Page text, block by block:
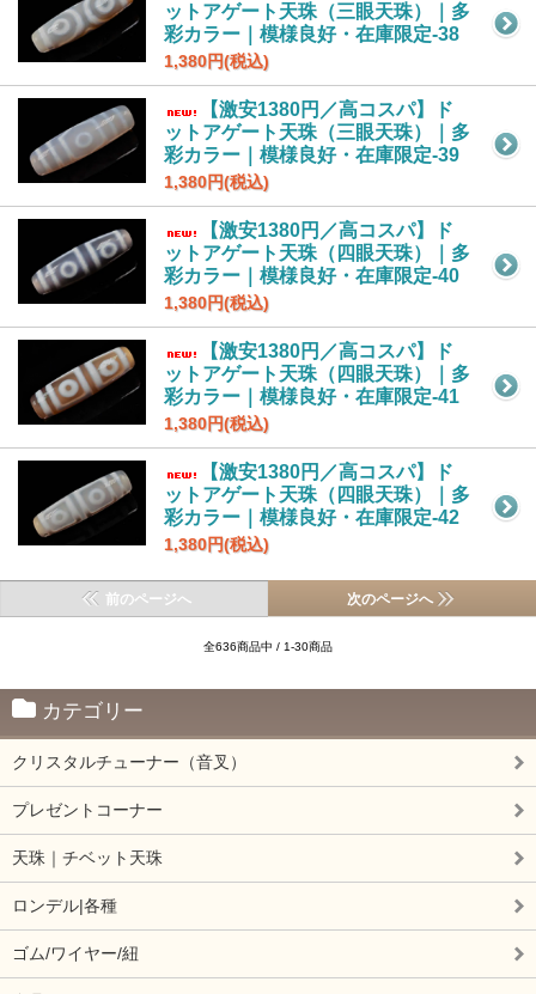
ットアゲート天珠（三眼天珠）｜多
彩カラー｜模様良好・在庫限定-38
1,380円(税込)
【激安1380円／高コスパ】ド
ットアゲート天珠（三眼天珠）｜多
彩カラー｜模様良好・在庫限定-39
1,380円(税込)
【激安1380円／高コスパ】ド
ットアゲート天珠（四眼天珠）｜多
彩カラー｜模様良好・在庫限定-40
1,380円(税込)
【激安1380円／高コスパ】ド
ットアゲート天珠（四眼天珠）｜多
彩カラー｜模様良好・在庫限定-41
1,380円(税込)
【激安1380円／高コスパ】ド
ットアゲート天珠（四眼天珠）｜多
彩カラー｜模様良好・在庫限定-42
1,380円(税込)
前のページへ 次のページへ
全636商品中 / 1-30商品
カテゴリー
クリスタルチューナー（音叉）
プレゼントコーナー
天珠｜チベット天珠
ロンデル|各種
ゴム/ワイヤー/紐